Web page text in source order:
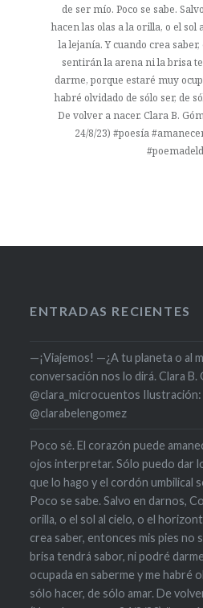
de ser mío. Poco se sabe.
hacen las olas a la orilla, o el sol
la lejanía. Y cuando crea
sentirán la arena ni la brisa
darme, porque estaré muy
habré olvidado de sólo ser, de
De volver a nacer. Clara B.
24/8/23) #poesía
ENTRADAS RECIENTES
—¡Viajemos! —¿A tu planeta o al
conversación nos lo dirá. Clara B.
@clara_microcuentos Ilustración:
@clarabelengomez
Poco sé. El corazón puede
ojos interpretar. Sólo puedo dar
que lo hago y el cordón umbilical
Poco se sabe. Salvo en darnos,
orilla, o el sol al cielo, o el
crea saber, entonces mis pies no
brisa tendrá sabor, ni podré
ocupada en saberme y me habré
sólo hacer, de sólo amar. De